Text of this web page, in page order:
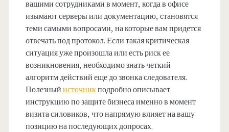
вашими сотрудниками в момент, когда в офисе
изымают серверы или документацию, становятся
теми самыми вопросами, на которые вам придется
отвечать под протокол. Если такая критическая
ситуация уже произошла или есть риск ее
возникновения, необходимо знать четкий
алгоритм действий еще до звонка следователя.
Полезный источникподробно описывает
инструкцию по защите бизнеса именно в момент
визита силовиков, что напрямую влияет на вашу
позицию на последующих допросах.